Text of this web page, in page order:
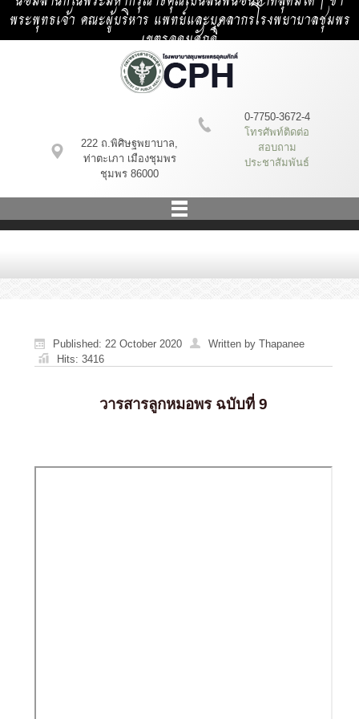
พระพุทธเจ้า คณะผู้บริหาร แพทย์และบุคลากรโรงพยาบาลชุมพร
เขตรอุดมศักดิ์
222 ถ.พิศิษฐพยาบาล,
ท่าตะเภา เมืองชุมพร
ชุมพร 86000
0-7750-3672-4
โทรศัพท์ติดต่อ
สอบถาม
ประชาสัมพันธ์
Published: 22 October 2020
Written by Thapanee
Hits: 3416
วารสารลูกหมอพร ฉบับที่ 9